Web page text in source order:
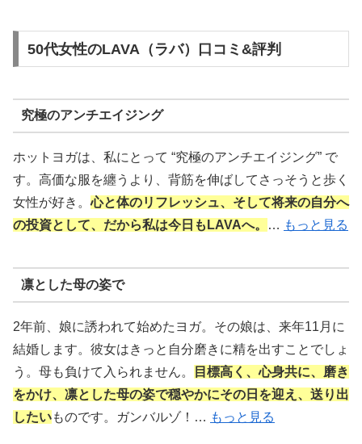
50代女性のLAVA（ラバ）口コミ&評判
究極のアンチエイジング
ホットヨガは、私にとって “究極のアンチエイジング” で
す。高価な服を纏うより、背筋を伸ばしてさっそうと歩く
女性が好き。心と体のリフレッシュ、そして将来の自分へ
の投資として、だから私は今日もLAVAへ。
… もっと見る
凛とした母の姿で
2年前、娘に誘われて始めたヨガ。その娘は、来年11月に
結婚します。彼女はきっと自分磨きに精を出すことでしょ
う。母も負けて入られません。
目標高く、心身共に、磨き
をかけ、凛とした母の姿で穏やかにその日を迎え、送り出
したいものです。ガンバルゾ！… もっと見る